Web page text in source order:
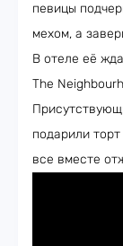
певицы
мехом, а
В отеле её
The
подарили
все вместе